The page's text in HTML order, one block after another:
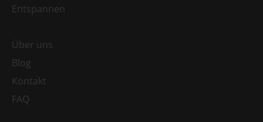
Entspannen
Über uns
Blog
Kontakt
FAQ